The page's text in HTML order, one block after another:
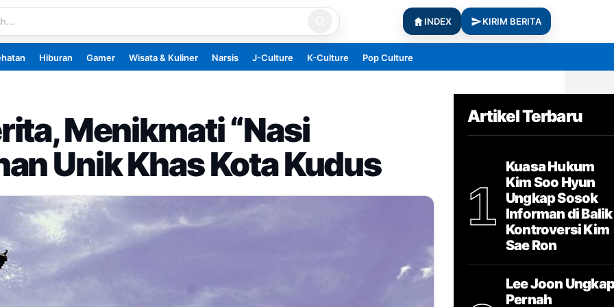
INDEX KIRIM BERITA
Hiburan Gamer Wisata & Kuliner Narsis J-Culture K-Culture Pop Culture
Menikmati “Nasi
Unik Khas Kota Kudus
Artikel Terbaru
1
Kuasa Hukum
Kim Soo Hyun
Ungkap Sosok
Informan di Balik
Kontroversi Kim
Sae Ron
Lee Joon Ungkap
Pernah